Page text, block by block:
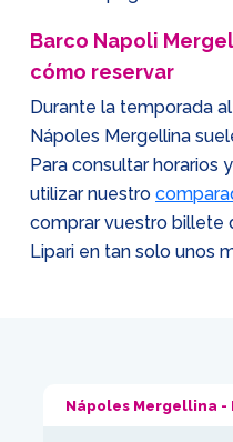
Barco Napoli
cómo reservar
Durante la temporada
Nápoles Mergellina
Para consultar horarios
utilizar nuestro
comprar vuestro billete
Lipari en tan solo unos
Nápoles Mergellina -